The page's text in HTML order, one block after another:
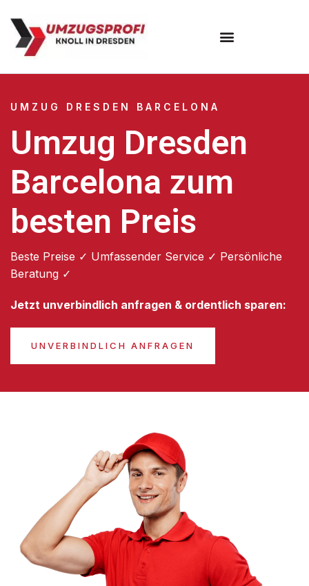
UMZUG DRESDEN BARCELONA
Umzug Dresden
Barcelona zum
besten Preis
Beste Preise ✓ Umfassender Service ✓ Persönliche
Beratung ✓
Jetzt unverbindlich anfragen & ordentlich sparen:
UNVERBINDLICH ANFRAGEN